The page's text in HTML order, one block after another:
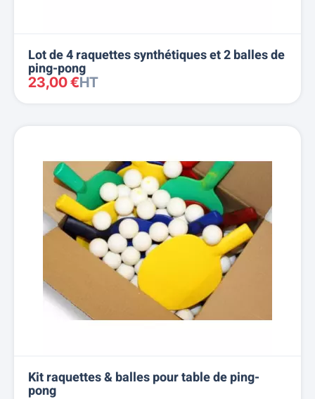
Lot de 4 raquettes synthétiques et 2 balles de
ping-pong
23,00 €HT
Kit raquettes & balles pour table de ping-
pong